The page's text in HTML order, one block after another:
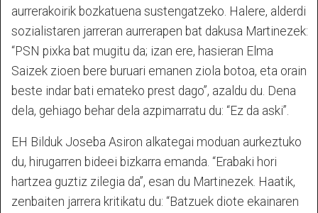
aurrerakoirik bozkatuena sustengatzeko. Halere, alderdi
sozialistaren jarreran aurrerapen bat dakusa Martinezek:
“PSN pixka bat mugitu da; izan ere, hasieran Elma
Saizek zioen bere buruari emanen ziola botoa, eta orain
beste indar bati emateko prest dago”, azaldu du. Dena
dela, gehiago behar dela azpimarratu du: “Ez da aski”.
EH Bilduk Joseba Asiron alkategai moduan aurkeztuko
du, hirugarren bideei bizkarra emanda. “Erabaki hori
hartzea guztiz zilegia da”, esan du Martinezek. Haatik,
zenbaiten jarrera kritikatu du: “Batzuek diote ekainaren